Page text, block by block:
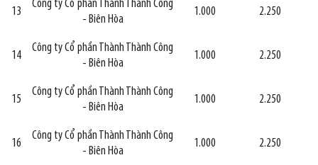
13
Công ty Cổ phần Thành Thành Công
- Biên Hòa
1.000 2.250
14
Công ty Cổ phần Thành Thành Công
- Biên Hòa
1.000 2.250
15
Công ty Cổ phần Thành Thành Công
- Biên Hòa
1.000 2.250
16
Công ty Cổ phần Thành Thành Công
- Biên Hòa
1.000 2.250